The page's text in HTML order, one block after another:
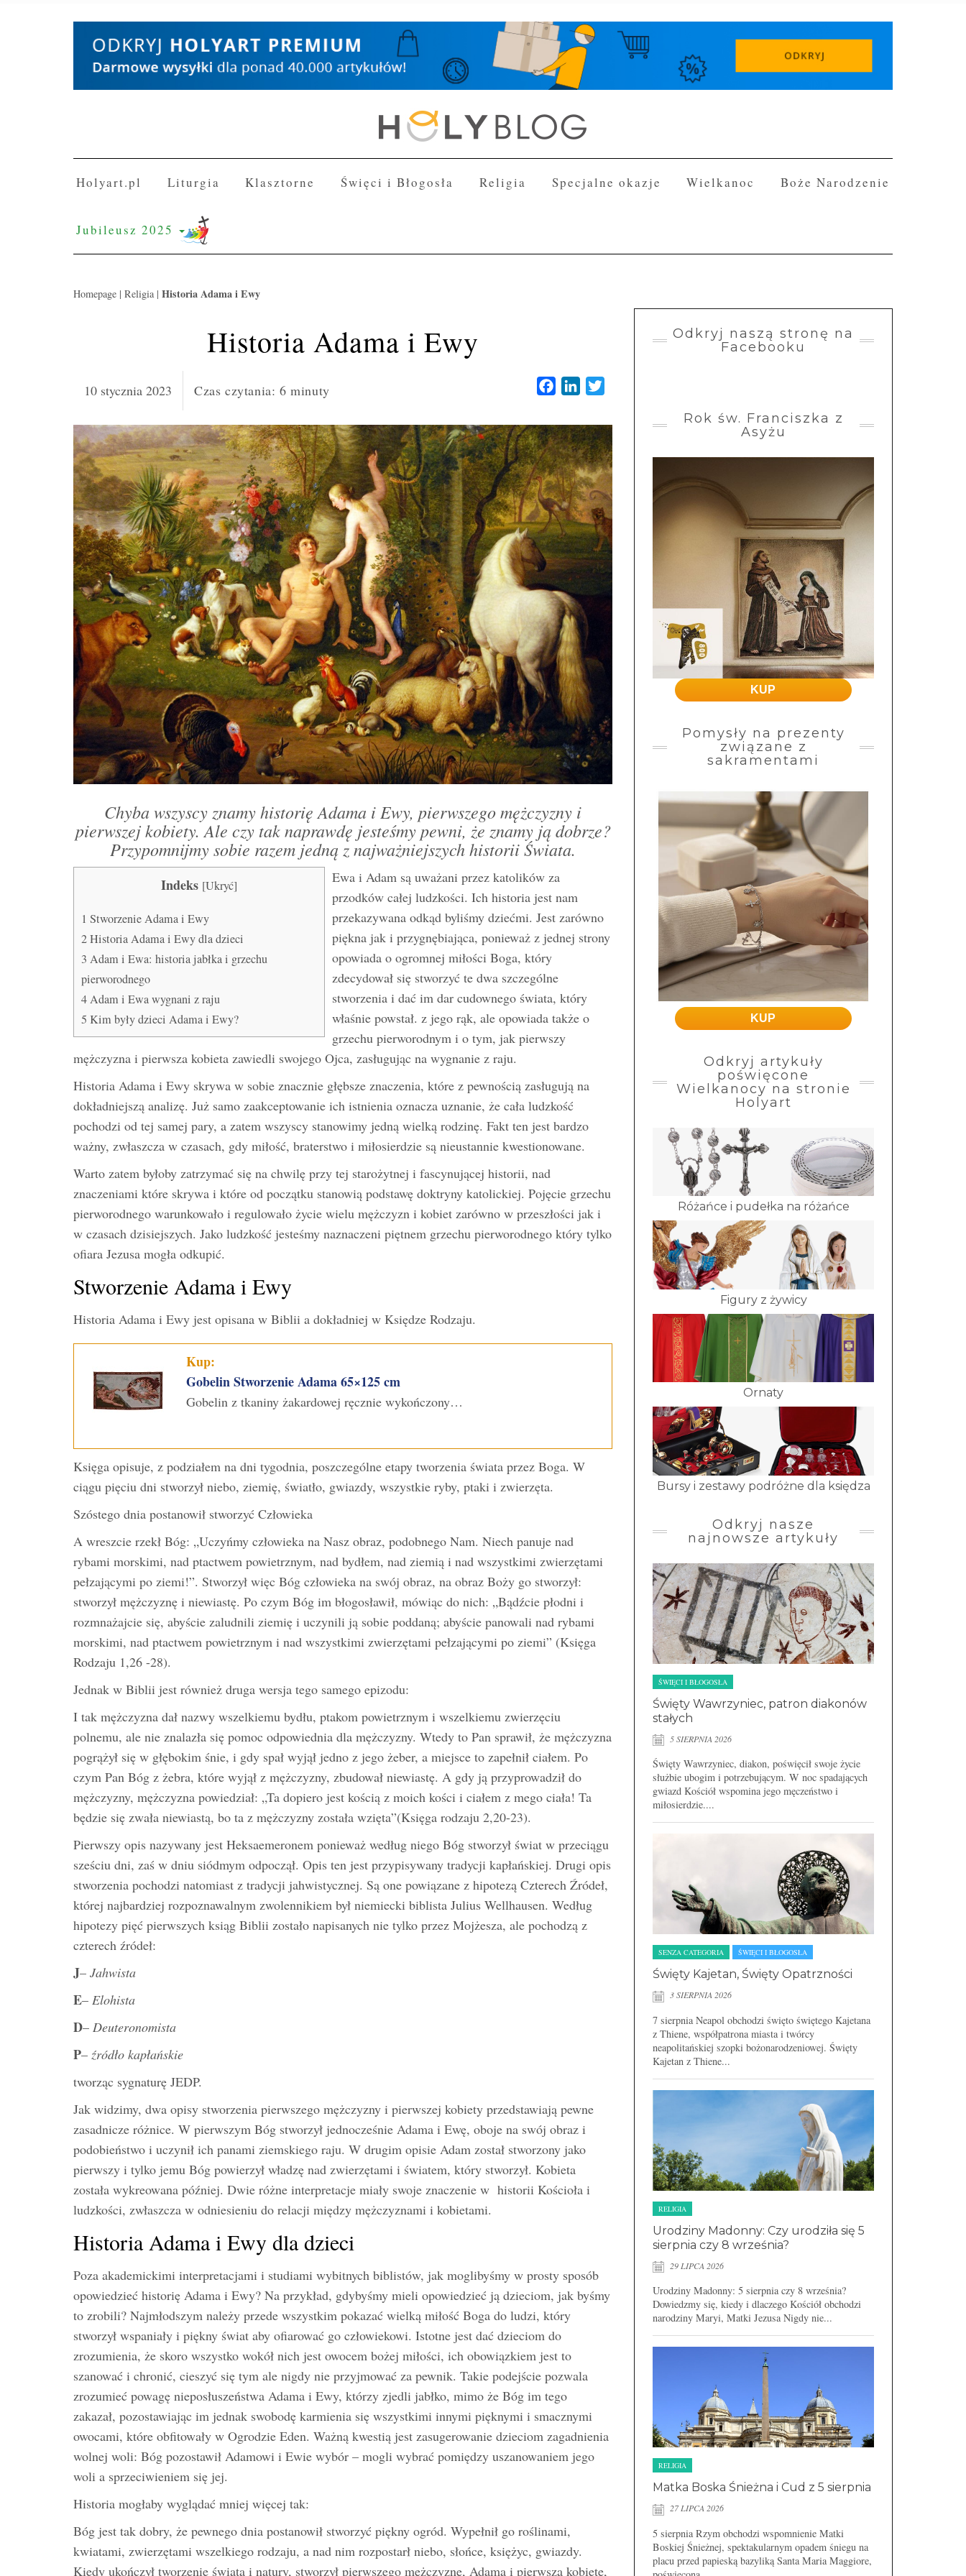
Holyart.pl Liturgia Klasztorne Święci i Błogosła Religia Specjalne okazje Wielkanoc Boże Narodzenie
Jubileusz 2025
Homepage | Religia | Historia Adama i Ewy
Historia Adama i Ewy
10 stycznia 2023 Czas czytania: 6 minuty FacebookLinkedIn
Chyba wszyscy znamy historię Adama i Ewy, pierwszego mężczyzny i
pierwszej kobiety. Ale czy tak naprawdę jesteśmy pewni, że znamy ją dobrze?
Przypomnijmy sobie razem jedną z najważniejszych historii Świata.
Indeks [Ukryć]
1 Stworzenie Adama i Ewy
2Historia Adama i Ewy dla dzieci
3 Adam i Ewa: historia jabłka i grzechu
pierworodnego
4Adam i Ewa wygnani z raju
5 Kim były dzieci Adama i Ewy?
Ewa i Adam są uważani przez katolików za
przodków całej ludzkości. Ich historia jest nam
przekazywana odkąd byliśmy dziećmi. Jest zarówno
piękna jak i przygnębiająca, ponieważ z jednej strony
opowiada o ogromnej miłości Boga, który
zdecydował się stworzyć te dwa szczególne
stworzenia i dać im dar cudownego świata, który
właśnie powstał. z jego rąk, ale opowiada także o
grzechu pierworodnym i o tym, jak pierwszy
mężczyzna i pierwsza kobieta zawiedli swojego Ojca, zasługując na wygnanie z raju.
Historia Adama i Ewy skrywa w sobie znacznie głębsze znaczenia, które z pewnością zasługują na
dokładniejszą analizę. Już samo zaakceptowanie ich istnienia oznacza uznanie, że cała ludzkość
pochodzi od tej samej pary, a zatem wszyscy stanowimy jedną wielką rodzinę. Fakt ten jest bardzo
ważny, zwłaszcza w czasach, gdy miłość, braterstwo i miłosierdzie są nieustannie kwestionowane.
Warto zatem byłoby zatrzymać się na chwilę przy tej starożytnej i fascynującej historii, nad
znaczeniami które skrywa i które od początku stanowią podstawę doktryny katolickiej. Pojęcie grzechu
pierworodnego warunkowało i regulowało życie wielu mężczyzn i kobiet zarówno w przeszłości jak i
w czasach dzisiejszych. Jako ludzkość jesteśmy naznaczeni piętnem grzechu pierworodnego który tylko
ofiara Jezusa mogła odkupić.
Stworzenie Adama i Ewy
Historia Adama i Ewy jest opisana w Biblii a dokładniej w Księdze Rodzaju.
Kup:
Gobelin Stworzenie Adama 65×125 cm
Gobelin z tkaniny żakardowej ręcznie wykończony…
Księga opisuje, z podziałem na dni tygodnia, poszczególne etapy tworzenia świata przez Boga. W
ciągu pięciu dni stworzył niebo, ziemię, światło, gwiazdy, wszystkie ryby, ptaki i zwierzęta.
Szóstego dnia postanowił stworzyć Człowieka
A wreszcie rzekł Bóg: „Uczyńmy człowieka na Nasz obraz, podobnego Nam. Niech panuje nad
rybami morskimi, nad ptactwem powietrznym, nad bydłem, nad ziemią i nad wszystkimi zwierzętami
pełzającymi po ziemi!”. Stworzył więc Bóg człowieka na swój obraz, na obraz Boży go stworzył:
stworzył mężczyznę i niewiastę. Po czym Bóg im błogosławił, mówiąc do nich: „Bądźcie płodni i
rozmnażajcie się, abyście zaludnili ziemię i uczynili ją sobie poddaną; abyście panowali nad rybami
morskimi, nad ptactwem powietrznym i nad wszystkimi zwierzętami pełzającymi po ziemi” (Księga
Rodzaju 1,26 -28).
Jednak w Biblii jest również druga wersja tego samego epizodu:
I tak mężczyzna dał nazwy wszelkiemu bydłu, ptakom powietrznym i wszelkiemu zwierzęciu
polnemu, ale nie znalazła się pomoc odpowiednia dla mężczyzny. Wtedy to Pan sprawił, że mężczyzna
pogrążył się w głębokim śnie, i gdy spał wyjął jedno z jego żeber, a miejsce to zapełnił ciałem. Po
czym Pan Bóg z żebra, które wyjął z mężczyzny, zbudował niewiastę. A gdy ją przyprowadził do
mężczyzny, mężczyzna powiedział: „Ta dopiero jest kością z moich kości i ciałem z mego ciała! Ta
będzie się zwała niewiastą, bo ta z mężczyzny została wzięta”(Księga rodzaju 2,20-23).
Pierwszy opis nazywany jest Heksaemeronem ponieważ według niego Bóg stworzył świat w przeciągu
sześciu dni, zaś w dniu siódmym odpoczął. Opis ten jest przypisywany tradycji kapłańskiej. Drugi opis
stworzenia pochodzi natomiast z tradycji jahwistycznej. Są one powiązane z hipotezą Czterech Źródeł,
której najbardziej rozpoznawalnym zwolennikiem był niemiecki biblista Julius Wellhausen. Według
hipotezy pięć pierwszych ksiąg Biblii zostało napisanych nie tylko przez Mojżesza, ale pochodzą z
czterech źródeł:
J– Jahwista
E– Elohista
D– Deuteronomista
P– źródło kapłańskie
tworząc sygnaturę JEDP.
Jak widzimy, dwa opisy stworzenia pierwszego mężczyzny i pierwszej kobiety przedstawiają pewne
zasadnicze różnice. W pierwszym Bóg stworzył jednocześnie Adama i Ewę, oboje na swój obraz i
podobieństwo i uczynił ich panami ziemskiego raju. W drugim opisie Adam został stworzony jako
pierwszy i tylko jemu Bóg powierzył władzę nad zwierzętami i światem, który stworzył. Kobieta
została wykreowana później. Dwie różne interpretacje miały swoje znaczenie w historii Kościoła i
ludzkości, zwłaszcza w odniesieniu do relacji między mężczyznami i kobietami.
Historia Adama i Ewy dla dzieci
Poza akademickimi interpretacjami i studiami wybitnych biblistów, jak moglibyśmy w prosty sposób
opowiedzieć historię Adama i Ewy? Na przykład, gdybyśmy mieli opowiedzieć ją dzieciom, jak byśmy
to zrobili? Najmłodszym należy przede wszystkim pokazać wielką miłość Boga do ludzi, który
stworzył wspaniały i piękny świat aby ofiarować go człowiekowi. Istotne jest dać dzieciom do
zrozumienia, że skoro wszystko wokół nich jest owocem bożej miłości, ich obowiązkiem jest to
szanować i chronić, cieszyć się tym ale nigdy nie przyjmować za pewnik. Takie podejście pozwala
zrozumieć powagę nieposłuszeństwa Adama i Ewy, którzy zjedli jabłko, mimo że Bóg im tego
zakazał, pozostawiając im jednak swobodę karmienia się wszystkimi innymi pięknymi i smacznymi
owocami, które obfitowały w Ogrodzie Eden. Ważną kwestią jest zasugerowanie dzieciom zagadnienia
wolnej woli: Bóg pozostawił Adamowi i Ewie wybór – mogli wybrać pomiędzy uszanowaniem jego
woli a sprzeciwieniem się jej.
Historia mogłaby wyglądać mniej więcej tak:
Bóg jest tak dobry, że pewnego dnia postanowił stworzyć piękny ogród. Wypełnił go roślinami,
kwiatami, zwierzętami wszelkiego rodzaju, a nad nim rozpostarł niebo, słońce, księżyc, gwiazdy.
Kiedy ukończył tworzenie świata i natury, stworzył pierwszego mężczyznę, Adama i pierwszą kobietę,
Odkryj naszą stronę na
Facebooku
Rok św. Franciszka z
Asyżu
KUP
Pomysły na prezenty
związane z
sakramentami
KUP
Odkryj artykuły
poświęcone
Wielkanocy na stronie
Holyart
Różańce i pudełka na różańce
Figury z żywicy
Ornaty
Bursy i zestawy podróżne dla księdza
Odkryj nasze
najnowsze artykuły
ŚWIĘCI I BŁOGOSŁA
Święty Wawrzyniec, patron diakonów
stałych
5 SIERPNIA 2026
Święty Wawrzyniec, diakon, poświęcił swoje życie
służbie ubogim i potrzebującym. W noc spadających
gwiazd Kościół wspomina jego męczeństwo i
miłosierdzie....
SENZA CATEGORIA ŚWIĘCI I BŁOGOSŁA
Święty Kajetan, Święty Opatrzności
3 SIERPNIA 2026
7 sierpnia Neapol obchodzi święto świętego Kajetana
z Thiene, współpatrona miasta i twórcy
neapolitańskiej szopki bożonarodzeniowej. Święty
Kajetan z Thiene...
RELIGIA
Urodziny Madonny: Czy urodziła się 5
sierpnia czy 8 września?
29 LIPCA 2026
Urodziny Madonny: 5 sierpnia czy 8 września?
Dowiedzmy się, kiedy i dlaczego Kościół obchodzi
narodziny Maryi, Matki Jezusa Nigdy nie...
RELIGIA
Matka Boska Śnieżna i Cud z 5 sierpnia
27 LIPCA 2026
5 sierpnia Rzym obchodzi wspomnienie Matki
Boskiej Śnieżnej, spektakularnym opadem śniegu na
placu przed papieską bazyliką Santa Maria Maggiore,